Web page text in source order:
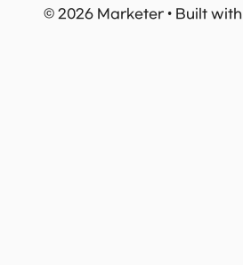
© 2026 Marketer • Built with